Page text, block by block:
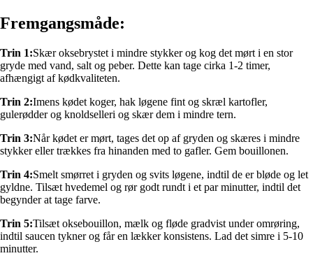
Fremgangsmåde:
Trin 1:Skær oksebrystet i mindre stykker og kog det mørt i en stor
gryde med vand, salt og peber. Dette kan tage cirka 1-2 timer,
afhængigt af kødkvaliteten.
Trin 2:Imens kødet koger, hak løgene fint og skræl kartofler,
gulerødder og knoldselleri og skær dem i mindre tern.
Trin 3:Når kødet er mørt, tages det op af gryden og skæres i mindre
stykker eller trækkes fra hinanden med to gafler. Gem bouillonen.
Trin 4:Smelt smørret i gryden og svits løgene, indtil de er bløde og let
gyldne. Tilsæt hvedemel og rør godt rundt i et par minutter, indtil det
begynder at tage farve.
Trin 5:Tilsæt oksebouillon, mælk og fløde gradvist under omrøring,
indtil saucen tykner og får en lækker konsistens. Lad det simre i 5-10
minutter.